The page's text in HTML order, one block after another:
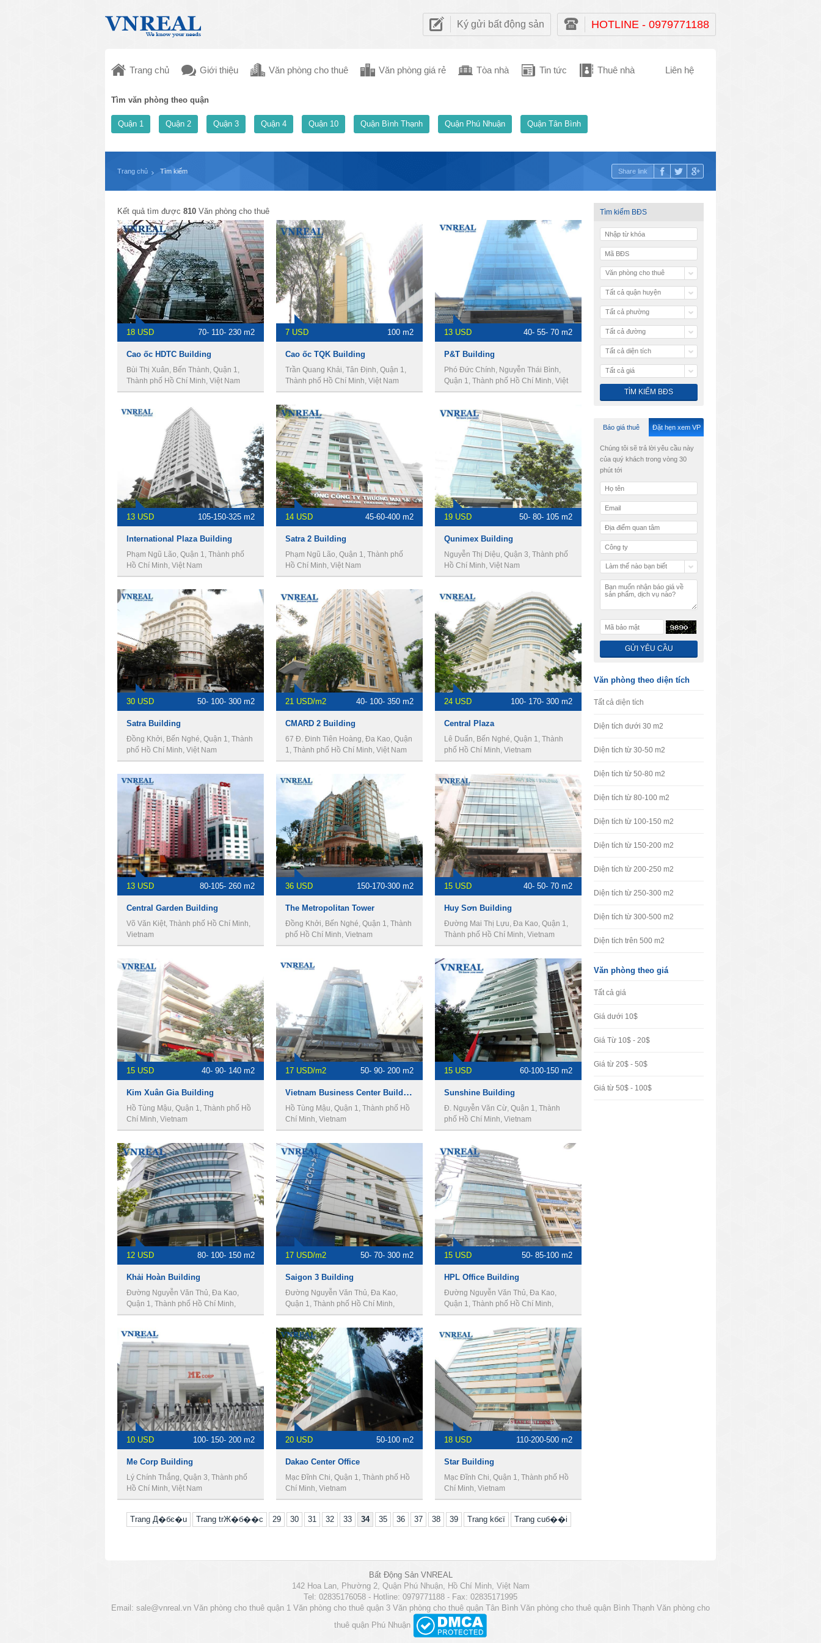
Ký gửi bất động sản HOTLINE - 0979771188
Trang chủ Giới thiệu Văn phòng cho thuê Văn phòng giá rẻ Tòa nhà Tin tức Thuê nhà Liên hệ
Tìm văn phòng theo quận
Quận 1 Quận 2 Quận 3 Quận 4 Quận 10 Quận Bình Thạnh Quận Phú Nhuận Quận Tân Bình
Trang chủ Tìm kiếm Share link
Kết quả tìm được 810 Văn phòng cho thuê
18 USD 70- 110- 230 m2
Cao ốc ​HDTC Building
Bùi Thị Xuân, Bến Thành, Quận 1,
Thành phố Hồ Chí Minh, Việt Nam
7 USD 100 m2
Cao ốc TQK Building
Trần Quang Khải, Tân Định, Quận 1,
Thành phố Hồ Chí Minh, Việt Nam
13 USD 40- 55- 70 m2
P&T Building
Phó Đức Chính, Nguyễn Thái Bình,
Quận 1, Thành phố Hồ Chí Minh, Việt
Nam
13 USD 105-150-325 m2
International Plaza Building
Phạm Ngũ Lão, Quận 1, Thành phố
Hồ Chí Minh, Việt Nam
14 USD 45-60-400 m2
Satra 2 Building
Phạm Ngũ Lão, Quận 1, Thành phố
Hồ Chí Minh, Việt Nam
19 USD 50- 80- 105 m2
Qunimex Building
Nguyễn Thị Diệu, Quận 3, Thành phố
Hồ Chí Minh, Việt Nam
30 USD 50- 100- 300 m2
Satra Building
Đồng Khởi, Bến Nghé, Quận 1, Thành
phố Hồ Chí Minh, Việt Nam
21 USD/m2 40- 100- 350 m2
​CMARD 2 Building
67 Đ. Đinh Tiên Hoàng, Đa Kao, Quận
1, Thành phố Hồ Chí Minh, Việt Nam
24 USD 100- 170- 300 m2
Central Plaza
Lê Duẩn, Bến Nghé, Quận 1, Thành
phố Hồ Chí Minh, Vietnam
13 USD 80-105- 260 m2
Central Garden Building
Võ Văn Kiệt, Thành phố Hồ Chí Minh,
Vietnam
36 USD 150-170-300 m2
The Metropolitan Tower
Đồng Khởi, Bến Nghé, Quận 1, Thành
phố Hồ Chí Minh, Vietnam
15 USD 40- 50- 70 m2
Huy Sơn Building
Đường Mai Thị Lựu, Đa Kao, Quận 1,
Thành phố Hồ Chí Minh, Vietnam
15 USD 40- 90- 140 m2
Kim Xuân Gia Building
Hồ Tùng Mậu, Quận 1, Thành phố Hồ
Chí Minh, Vietnam
17 USD/m2 50- 90- 200 m2
Vietnam Business Center Building
Hồ Tùng Mậu, Quận 1, Thành phố Hồ
Chí Minh, Vietnam
15 USD 60-100-150 m2
Sunshine Building
Đ. Nguyễn Văn Cừ, Quận 1, Thành
phố Hồ Chí Minh, Vietnam
12 USD 80- 100- 150 m2
Khải Hoàn Building
Đường Nguyễn Văn Thủ, Đa Kao,
Quận 1, Thành phố Hồ Chí Minh,
Vietnam
17 USD/m2 50- 70- 300 m2
Saigon 3 Building
Đường Nguyễn Văn Thủ, Đa Kao,
Quận 1, Thành phố Hồ Chí Minh,
Vietnam
15 USD 50- 85-100 m2
HPL Office Building
Đường Nguyễn Văn Thủ, Đa Kao,
Quận 1, Thành phố Hồ Chí Minh,
Vietnam
10 USD 100- 150- 200 m2
Me Corp Building
Lý Chính Thắng, Quận 3, Thành phố
Hồ Chí Minh, Việt Nam
20 USD 50-100 m2
Dakao Center Office
Mạc Đĩnh Chi, Quận 1, Thành phố Hồ
Chí Minh, Vietnam
18 USD 110-200-500 m2
Star Building
Mạc Đĩnh Chi, Quận 1, Thành phố Hồ
Chí Minh, Vietnam
Trang Д�бє�u Trang trЖ�б��c 29 30 31 32 33 34 35 36 37 38 39 Trang kбєї Trang cuб��i
Tìm kiếm BĐS
Văn phòng cho thuê
Tất cả quận huyện
Tất cả phường
Tất cả đường
Tất cả diện tích
Tất cả giá
Báo giá thuê Đặt hẹn xem VP
Chúng tôi sẽ trả lời yêu cầu này
của quý khách trong vòng 30
phút tới
Làm thế nào bạn biết
Văn phòng theo diện tích
Tất cả diện tích
Diện tích dưới 30 m2
Diện tích từ 30-50 m2
Diện tích từ 50-80 m2
Diện tích từ 80-100 m2
Diện tích từ 100-150 m2
Diện tích từ 150-200 m2
Diện tích từ 200-250 m2
Diện tích từ 250-300 m2
Diện tích từ 300-500 m2
Diện tích trên 500 m2
Văn phòng theo giá
Tất cả giá
Giá dưới 10$
Giá Từ 10$ - 20$
Giá từ 20$ - 50$
Giá từ 50$ - 100$
Bất Động Sản VNREAL
142 Hoa Lan, Phường 2, Quận Phú Nhuận, Hồ Chí Minh, Việt Nam
Tel: 02835176058 - Hotline: 0979771188 - Fax: 02835171995
Email: sale@vnreal.vn Văn phòng cho thuê quận 1 Văn phòng cho thuê quận 3 Văn phòng cho thuê quận Tân Bình Văn phòng cho thuê quận Bình Thạnh Văn phòng cho
thuê quận Phú Nhuận